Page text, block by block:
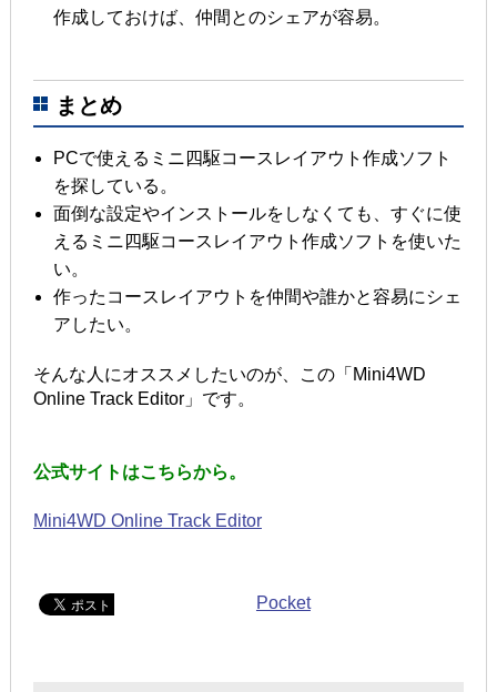
作成しておけば、仲間とのシェアが容易。
まとめ
PCで使えるミニ四駆コースレイアウト作成ソフト
を探している。
面倒な設定やインストールをしなくても、すぐに使
えるミニ四駆コースレイアウト作成ソフトを使いた
い。
作ったコースレイアウトを仲間や誰かと容易にシェ
アしたい。
そんな人にオススメしたいのが、この「Mini4WD
Online Track Editor」です。
公式サイトはこちらから。
Mini4WD Online Track Editor
Pocket